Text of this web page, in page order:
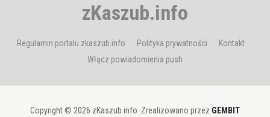
zKaszub.info
Regulamin portalu zkaszub.info Polityka prywatności
Kontakt
Włącz powiadomienia push
Copyright © 2026 zKaszub.info. Zrealizowano przez GEMBIT